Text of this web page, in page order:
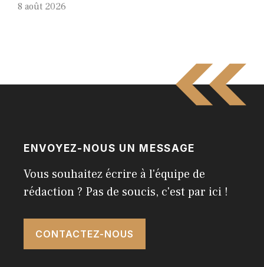
8 août 2026
ENVOYEZ-NOUS UN MESSAGE
Vous souhaitez écrire à l'équipe de
rédaction ? Pas de soucis, c'est par ici !
CONTACTEZ-NOUS